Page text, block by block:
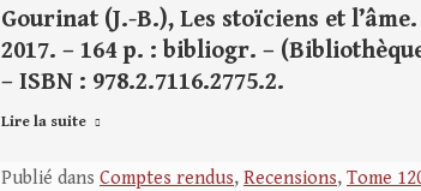
Gourinat (J.-B.), Les stoïciens et
2017. – 164 p. : bibliogr. –
– ISBN : 978.2.7116.2775.2.
Lire la suite
Publié dans Comptes rendus, Recensions, Tome